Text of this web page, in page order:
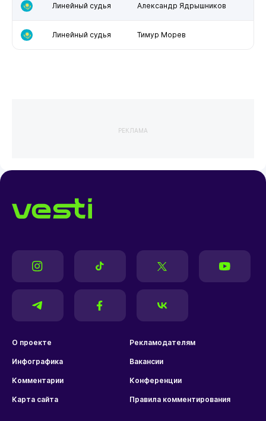
Линейный судья Александр Ядрышников
Линейный судья Тимур Морев
РЕКЛАМА
О проекте Рекламодателям
Инфографика Вакансии
Комментарии Конференции
Карта сайта Правила комментирования